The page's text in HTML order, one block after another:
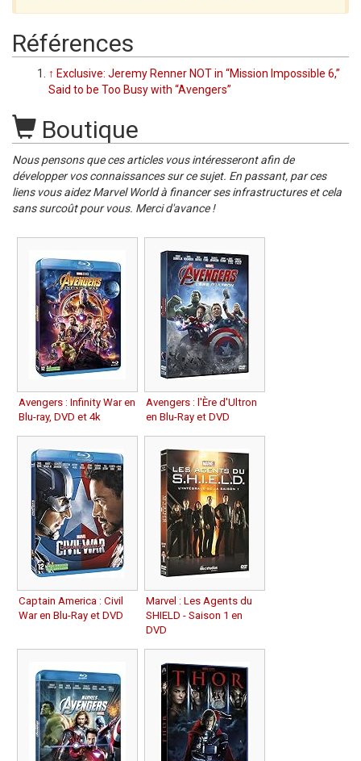
Références
↑ Exclusive: Jeremy Renner NOT in “Mission Impossible 6,”
Said to be Too Busy with “Avengers”
Boutique
Nous pensons que ces articles vous intéresseront afin de
développer vos connaissances sur ce sujet. En passant, par ces
liens vous aidez Marvel World à financer ses infrastructures et cela
sans surcoût pour vous. Merci d'avance !
Avengers : Infinity War en
Blu-ray, DVD et 4k
Avengers : l'Ère d'Ultron
en Blu-Ray et DVD
Captain America : Civil
War en Blu-Ray et DVD
Marvel : Les Agents du
SHIELD - Saison 1 en
DVD